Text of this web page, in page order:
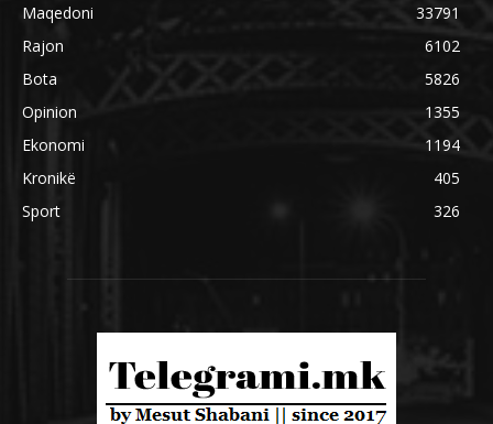
Maqedoni
33791
Rajon
6102
Bota
5826
Opinion
1355
Ekonomi
1194
Kronikë
405
Sport
326